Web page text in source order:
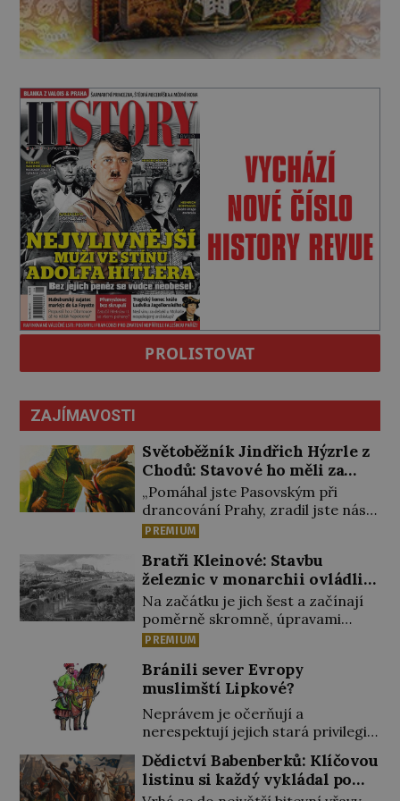
PROLISTOVAT
ZAJÍMAVOSTI
Světoběžník Jindřich Hýzrle z
Chodů: Stavové ho měli za
zrádce
„Pomáhal jste Pasovským při
drancování Prahy, zradil jste nás!“
nařknou čeští stavové hlavního
Jindřich se však zastrašit nenechá.
Zachová chladnou hlavu a trestu
unikne. Nicméně cejchu zrádce se
už nezbaví… Tři roky stačily! Škola
pro něj není. Jindřich Michal
Hýzrle z Chodů (1575–1665) se v ní
nudí. 10letý chlapec chce
procestovat […]
PREMIUM
Bratři Kleinové: Stavbu
železnic v monarchii ovládli
samouci
Na začátku je jich šest a začínají
poměrně skromně, úpravami
zahrad, rybníků a parků. Postupně
Během 40 let vybudují na území
monarchie třetinu všech tratí,
tedy asi 3500 kilometrů! Ohromně
na tom zbohatnou… Podnikavého
ducha zdědí bratři Kleinové po
otci Johannovi (1756–1835), který
má malý statek na Jesenicku […]
PREMIUM
Bránili sever Evropy
muslimští Lipkové?
Neprávem je očerňují a
nerespektují jejich stará privilegia.
A hlavně jim přestali vyplácet
dohodnutý žold! Lipkové proti
těmto „podrazům“ hlasitě
Dědictví Babenberků: Klíčovou
listinu si každý vykládal po